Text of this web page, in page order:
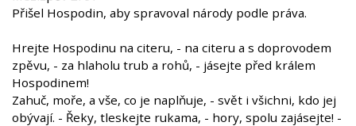
Přišel Hospodin, aby spravoval národy podle práva.
Hrejte Hospodinu na citeru, - na citeru a s doprovodem
zpěvu, - za hlaholu trub a rohů, - jásejte před králem
Hospodinem!
Zahuč, moře, a vše, co je naplňuje, - svět i všichni, kdo jej
obývají. - Řeky, tleskejte rukama, - hory, spolu zajásejte! -